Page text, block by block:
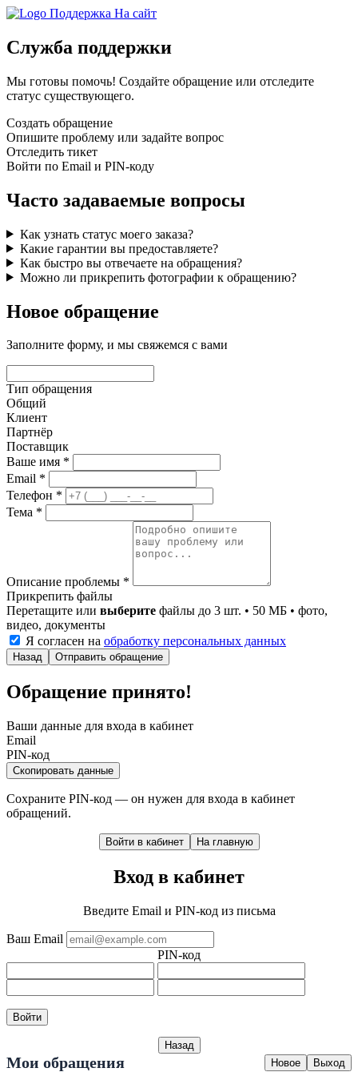
Поддержка На сайт
Служба поддержки
Мы готовы помочь! Создайте обращение или отследите
статус существующего.
Создать обращение
Опишите проблему или задайте вопрос
Отследить тикет
Войти по Email и PIN-коду
Часто задаваемые вопросы
Как узнать статус моего заказа?
Какие гарантии вы предоставляете?
Как быстро вы отвечаете на обращения?
Можно ли прикрепить фотографии к обращению?
Новое обращение
Заполните форму, и мы свяжемся с вами
Тип обращения
Общий
Клиент
Партнёр
Поставщик
Ваше имя *
Email *
Телефон *
Тема *
Описание проблемы *
Прикрепить файлы
Перетащите или выберите файлы до 3 шт. • 50 МБ • фото,
видео, документы
Я согласен на обработку персональных данных
Назад Отправить обращение
Обращение принято!
Ваши данные для входа в кабинет
Email
PIN-код
Скопировать данные
Сохраните PIN-код — он нужен для входа в кабинет
обращений.
Войти в кабинет На главную
Вход в кабинет
Введите Email и PIN-код из письма
Ваш Email
PIN-код
Войти
Назад
Мои обращения Новое Выход